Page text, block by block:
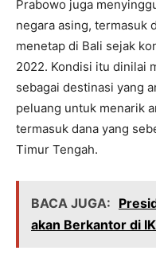
Prabowo juga
negara asing, termasuk
menetap di Bali sejak
2022. Kondisi itu dinilai
sebagai destinasi yang
peluang untuk menarik
termasuk dana yang
Timur Tengah.
BACA JUGA:
akan Berkantor di